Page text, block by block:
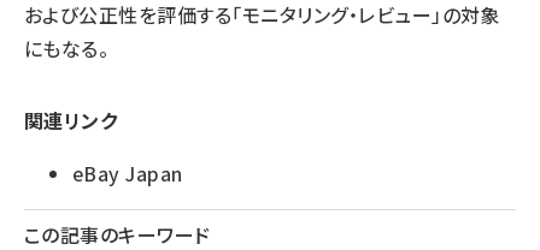
および公正性を評価する「モニタリング・レビュー」の対象
にもなる。
関連リンク
eBay Japan
この記事のキーワード